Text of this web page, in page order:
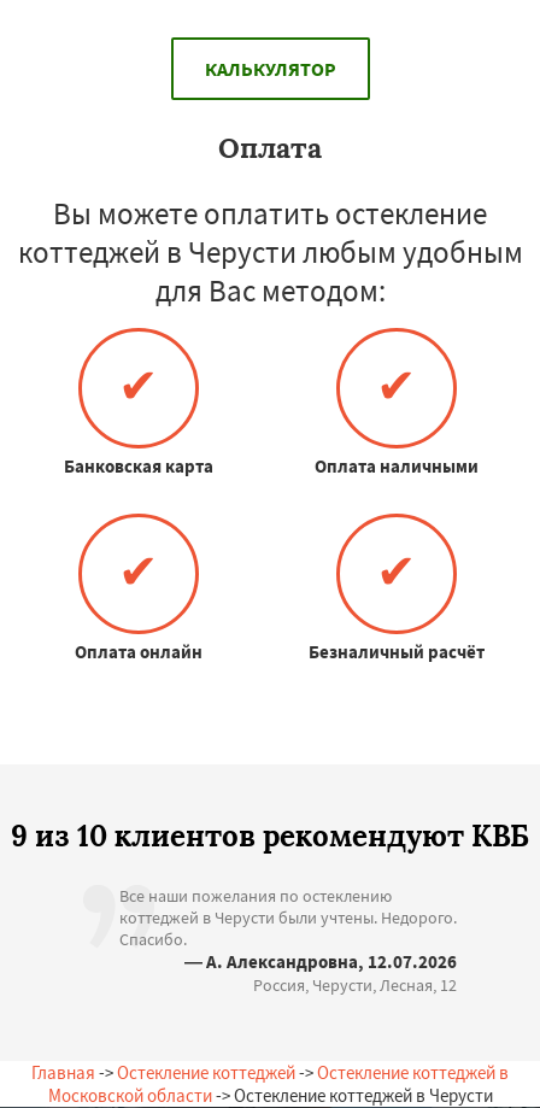
КАЛЬКУЛЯТОР
Оплата
Вы можете оплатить остекление
коттеджей в Черусти любым удобным
для Вас методом:
✔
Банковская карта
✔
Оплата наличными
✔
Оплата онлайн
✔
Безналичный расчёт
9 из 10 клиентов рекомендуют КВБ
Все наши пожелания по остеклению
коттеджей в Черусти были учтены. Недорого.
Спасибо.
— А. Александровна, 12.07.2026
Россия, Черусти, Лесная, 12
Главная ->Остекление коттеджей->Остекление коттеджей в
Московской области-> Остекление коттеджей в Черусти